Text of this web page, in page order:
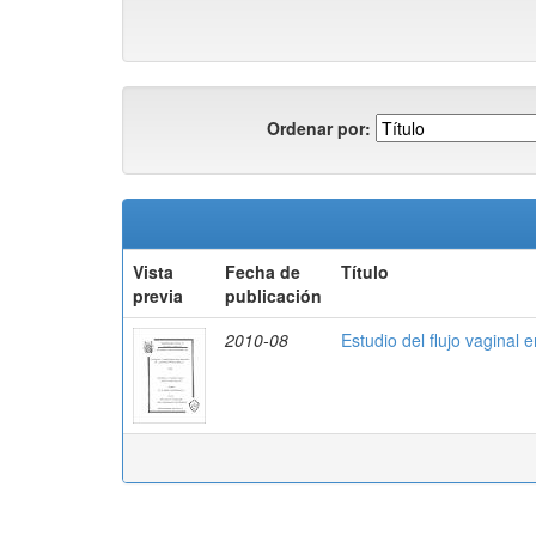
Ordenar por:
Vista
previa
Fecha de
publicación
Título
2010-08 Estudio del flujo vaginal